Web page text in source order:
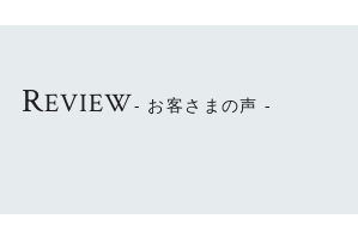
家族のだんらんにぴったりのラウンド型
REVIEW- お客さまの声 -